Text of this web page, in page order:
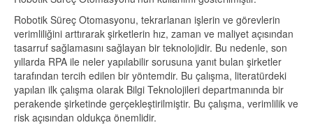
Robotik Süreç Otomasyonu, tekrarlanan işlerin ve görevlerin
verimliliğini arttırarak şirketlerin hız, zaman ve maliyet açısından
tasarruf sağlamasını sağlayan bir teknolojidir. Bu nedenle, son
yıllarda RPA ile neler yapılabilir sorusuna yanıt bulan şirketler
tarafından tercih edilen bir yöntemdir. Bu çalışma, literatürdeki
yapılan ilk çalışma olarak Bilgi Teknolojileri departmanında bir
perakende şirketinde gerçekleştirilmiştir. Bu çalışma, verimlilik ve
risk açısından oldukça önemlidir.